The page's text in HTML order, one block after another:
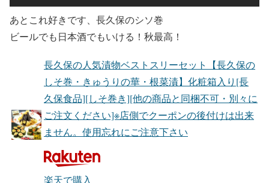
あとこれ好きです、 長久保のシソ巻
ビールでも日本酒でもいける！秋最高！
長久保の人気漬物ベストスリーセット【長久保の
しそ巻・きゅうりの華・根菜漬】化粧箱入り[長
久保食品][しそ巻き][他の商品と同梱不可・別々に
ご注文ください]※店側でクーポンの後付けは出来
ません。使用忘れにご注意下さい
楽天で購入